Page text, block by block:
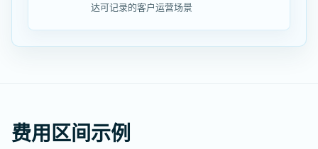
达可记录的客户运营场景
费用区间示例